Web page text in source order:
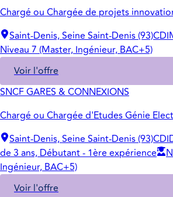
Chargé ou Chargée de projets
Saint-Denis, Seine Saint-Denis (93)CDI
Niveau 7 (Master, Ingénieur, BAC+5)
Voir l'offre
SNCF GARES & CONNEXIONS
Chargé ou Chargée d'Etudes Génie
Saint-Denis, Seine Saint-Denis (93)CDI
de 3 ans, Débutant - 1ère expérience
Ingénieur, BAC+5)
Voir l'offre